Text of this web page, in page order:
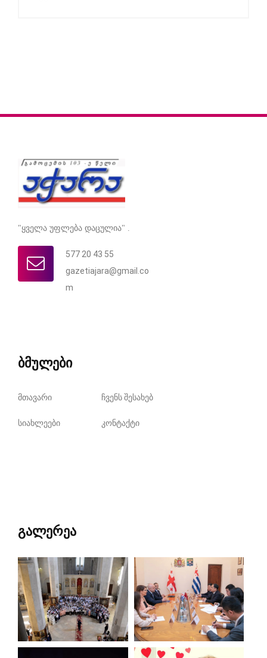
"ყველა უფლება დაცულია" .
577 20 43 55
gazetiajara@gmail.co
m
ბმულები
მთავარი ჩვენს შესახებ
სიახლეები კონტაქტი
გალერეა